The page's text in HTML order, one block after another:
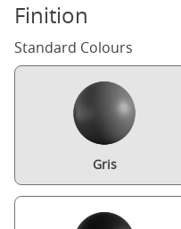
Finition
Standard Colours
Gris